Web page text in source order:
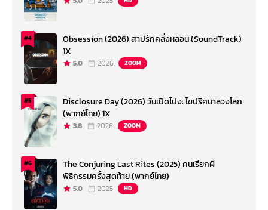
#4
Obsession (2026) สาปรักคลั่งหลอน (SoundTrack)
1X
5.0 2026 ZOOM
#5
Disclosure Day (2026) วันเปิดโปง: ไขปริศนาลวงโลก
(พากย์ไทย) 1X
3.8 2026 ZOOM
#6
The Conjuring Last Rites (2025) คนเรียกผี
พิธีกรรมครั้งสุดท้าย (พากย์ไทย)
5.0 2025 HD